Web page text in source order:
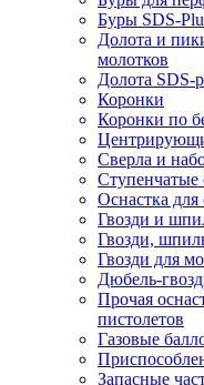
Буры SDS-
Долота и
молотков
Долота SDS-
Коронки
Коронки по
Сверла и
Ступенчатые
Оснастка
Гвозди и
Гвозди,
Гвозди для
Дюбель-
Прочая
пистолетов
Газовые
Запасные